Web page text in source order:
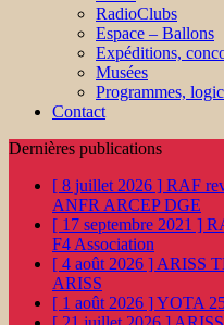
RadioClubs
Espace – Ballons
Expéditions,
Musées
Programmes,
Contact
Dernières publications
[ 8 juillet 2026 ] RAF
ANFR ARCEP DGE
[ 17 septembre 2021 ]
F4 Association
[ 4 août 2026 ] ARISS
ARISS
[ 1 août 2026 ]YOTA